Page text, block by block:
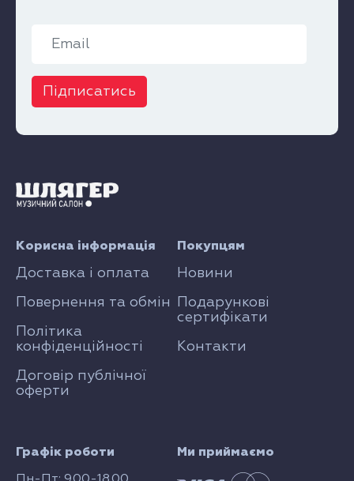
Підписатись
Графік роботи
Покупцям
Новини
Подарункові
сертифікати
Контакти
Корисна інформація
Доставка і оплата
Повернення та обмін
Політика
конфіденційності
Договір публічної
оферти
Ми приймаємо